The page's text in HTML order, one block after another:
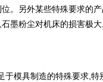
。另外某些特殊要求的
墨粉尘对机床的损害极
于模具制造的特殊要求,特